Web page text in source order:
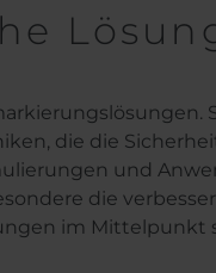
die die
und
die
im Mittelpunkt